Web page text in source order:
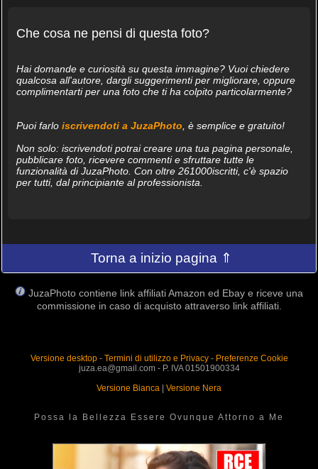
Che cosa ne pensi di questa foto?
Hai domande e curiosità su questa immagine? Vuoi chiedere
qualcosa all'autore, dargli suggerimenti per migliorare, oppure
complimentarti per una foto che ti ha colpito particolarmente?
Puoi farlo iscrivendoti a JuzaPhoto , è semplice e gratuito!
Non solo: iscrivendoti potrai creare una tua pagina personale,
pubblicare foto, ricevere commenti e sfruttare tutte le
funzionalità di JuzaPhoto. Con oltre 261000iscritti, c'è spazio
per tutti, dal principiante al professionista.
Torna a inizio pagina ⇑
JuzaPhoto contiene link affiliati Amazon ed Ebay e riceve una
commissione in caso di acquisto attraverso link affiliati.
Versione desktop- Termini di utilizzo e Privacy- Preferenze Cookie
juza.ea@gmail.com - P. IVA 01501900334
Versione Bianca
Versione Nera
Possa la Bellezza Essere Ovunque Attorno a Me